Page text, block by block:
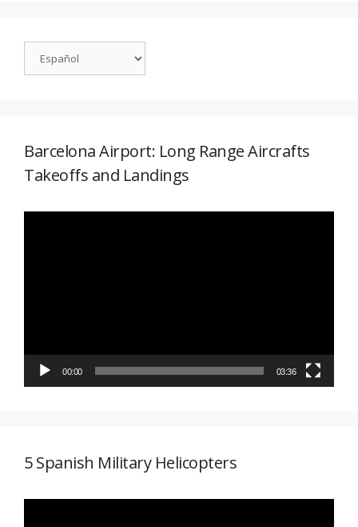
Barcelona Airport: Long Range Aircrafts
Takeoffs and Landings
00:00 03:36
5 Spanish Military Helicopters